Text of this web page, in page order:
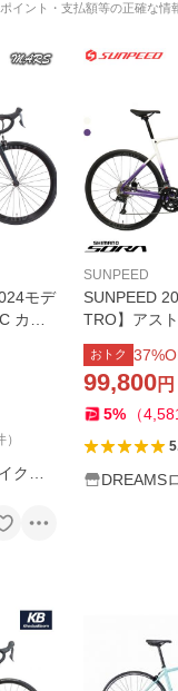
イント・支払額等の正確な
モデ
カー
バイ
トロ
）
ク直
SUNPEED
SUNPEED 2024モデル【AS
TRO】アストロ 700C
バイク ディスクブレーキ カ
ーボンフォー
0 SORA
8段変速 ア
おトク 37
99,800円
5% （
DREAMS